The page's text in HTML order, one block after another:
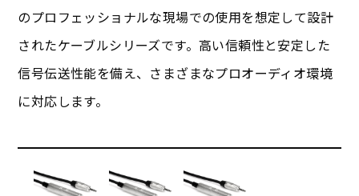
のプロフェッショナルな現場での使用を想定して設計
されたケーブルシリーズです。高い信頼性と安定した
信号伝送性能を備え、さまざまなプロオーディオ環境
に対応します。